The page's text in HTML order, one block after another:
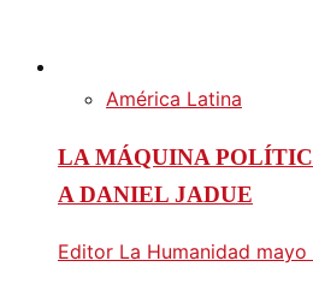
América Latina
LA MÁQUINA
A DANIEL JADUE
Editor La Humanidad